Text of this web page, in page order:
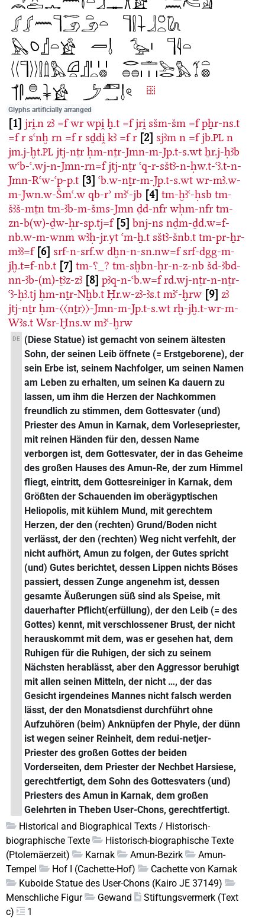
Glyphs artificially arranged
1 jri̯.n zꜣ =f wr wpi̯ ẖ.t =f jri̯ sšm-šm =f pẖr-ns.t
=f r sꜥnḫ rn =f r sḏdi̯ kꜣ =f r 2 sjꜣm n =f jb.PL n
jm.j-ḫt.PL jtj-nṯr ḥm-nṯr-Jmn-m-Jp.t-s.wt ẖr.j-ḥꜣb
wꜥb-ꜥ.wj-n-Jmn-rn=f jtj-nṯr ꜥq-r-sštꜣ-n-ḥw.t-ꜥꜣ.t-n-
Jmn-Rꜥw-ꜥp-p.t 3 ꜥb.w-nṯr-m-Jp.t-s.wt wr-mꜣ.w-
m-Jwn.w-Šmꜥ.w qb-rʾ mꜣꜥ-jb 4 tm-ḫꜣꜥ-ḥsb tm-
šꜣš-mṯn tm-ꜣb-m-šms-Jmn ḏd-nfr wḥm-nfr tm-
zn-b(w)-ḏw-ḥr-sp.tj=f 5 bnj-ns nḏm-ḏd.w=f-
nb.w-m-wnm wꜣḥ-jr.yt ꜥm-ẖ.t sštꜣ-šnb.t tm-pr-ẖr-
mꜣꜣ=f 6 srf-n-srf.w dḫn-n-sn.nw=f srf-dgg-m-
jḫ.t=f-nb.t 7 tm-⸮_? tm-sḫbn-ḥr-n-z-nb šd-ꜣbd-
nn-ꜣb-(m)-ṯꜣz-zꜣ 8 pꜣq-n-ꜥb.w=f rd.wj-nṯr-n-nṯr-
ꜥꜣ-ḥꜣ.tj ḥm-nṯr-Nḫb.t Ḥr.w-zꜣ-ꜣs.t mꜣꜥ-ḫrw 9 zꜣ
jtj-nṯr ḥm-〈〈nṯr〉〉-Jmn-m-Jp.t-s.wt rḫ-jḫ.t-wr-m-
Wꜣs.t Wsr-Ḫns.w mꜣꜥ-ḫrw
DE
(Diese Statue) ist gemacht von seinem ältesten
Sohn, der seinen Leib öffnete (= Erstgeborene), der
sein Erbe ist, seinem Nachfolger, um seinen Namen
am Leben zu erhalten, um seinen Ka dauern zu
lassen, um ihm die Herzen der Nachkommen
freundlich zu stimmen, dem Gottesvater (und)
Priester des Amun in Karnak, dem Vorlesepriester,
mit reinen Händen für den, dessen Name
verborgen ist, dem Gottesvater, der in das Geheime
des großen Hauses des Amun-Re, der zum Himmel
fliegt, eintritt, dem Gottesreiniger in Karnak, dem
Größten der Schauenden im oberägyptischen
Heliopolis, mit kühlem Mund, mit gerechtem
Herzen, der den (rechten) Grund/Boden nicht
verlässt, der den (rechten) Weg nicht verfehlt, der
nicht aufhört, Amun zu folgen, der Gutes spricht
(und) Gutes berichtet, dessen Lippen nichts Böses
passiert, dessen Zunge angenehm ist, dessen
gesamte Äußerungen süß sind als Speise, mit
dauerhafter Pflicht(erfüllung), der den Leib (= des
Gottes) kennt, mit verschlossener Brust, der nicht
herauskommt mit dem, was er gesehen hat, dem
Ruhigen für die Ruhigen, der sich zu seinem
Nächsten herablässt, aber den Aggressor beruhigt
mit allen seinen Mitteln, der nicht …, der das
Gesicht irgendeines Mannes nicht falsch werden
lässt, der den Monatsdienst durchführt ohne
Aufzuhören (beim) Anknüpfen der Phyle, der dünn
ist wegen seiner Reinheit, dem redui-netjer-
Priester des großen Gottes der beiden
Vorderseiten, dem Priester der Nechbet Harsiese,
gerechtfertigt, dem Sohn des Gottesvaters (und)
Priesters des Amun in Karnak, dem großen
Gelehrten in Theben User-Chons, gerechtfertigt.
Historical and Biographical Texts / Historisch-
biographische Texte
Historisch-biographische Texte
(Ptolemäerzeit)
Karnak Amun-Bezirk
Amun-
Tempel
Hof I (Cachette-Hof)
Cachette von Karnak
Kuboide Statue des User-Chons (Kairo JE 37149)
Menschliche Figur
Gewand
Stiftungsvermerk (Text
c)
1